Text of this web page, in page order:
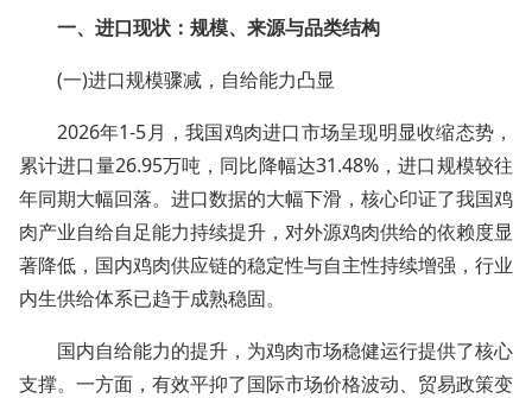
一、进口现状：规模、来源与品类结构
(一)进口规模骤减，自给能力凸显
2026年1-5月，我国鸡肉进口市场呈现明显收缩态势，
累计进口量26.95万吨，同比降幅达31.48%，进口规模较往
年同期大幅回落。进口数据的大幅下滑，核心印证了我国鸡
肉产业自给自足能力持续提升，对外源鸡肉供给的依赖度显
著降低，国内鸡肉供应链的稳定性与自主性持续增强，行业
内生供给体系已趋于成熟稳固。
国内自给能力的提升，为鸡肉市场稳健运行提供了核心
支撑。一方面，有效平抑了国际市场价格波动、贸易政策变